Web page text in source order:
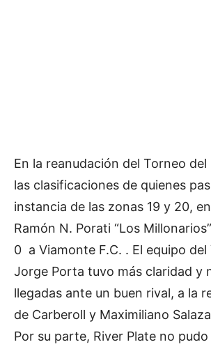
En la reanudación del Torneo
las clasificaciones de quienes
instancia de las zonas 19 y 20,
Ramón N. Porati “Los
0 a Viamonte F.C. . El equipo del
Jorge Porta tuvo más claridad y
llegadas ante un buen rival, a la
de Carberoll y Maximiliano
Por su parte, River Plate no